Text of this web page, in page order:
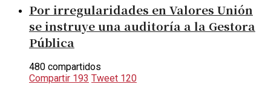
Por irregularidades en Valores Unión
se instruye una auditoría a la Gestora
Pública
480 compartidos
Compartir 193 Tweet 120